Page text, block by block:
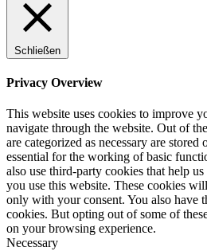
Schließen
Privacy Overview
This website uses cookies to improve
navigate through the website. Out of
are categorized as necessary are
essential for the working of basic
also use third-party cookies that help
you use this website. These cookies
only with your consent. You also have
cookies. But opting out of some of
on your browsing experience.
Necessary